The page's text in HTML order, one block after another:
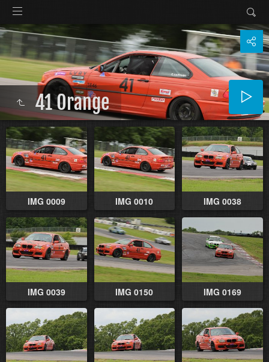
41 Orange
IMG 0009 IMG 0010 IMG 0038
IMG 0039 IMG 0150 IMG 0169